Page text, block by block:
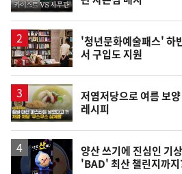
'청년문화예술패스' 하
서 구입도 지원
영
상
저염저당으로 여름 보
레시피
영
양산 쓰기에 진심인 기
'BAD' 최산 챌린지까